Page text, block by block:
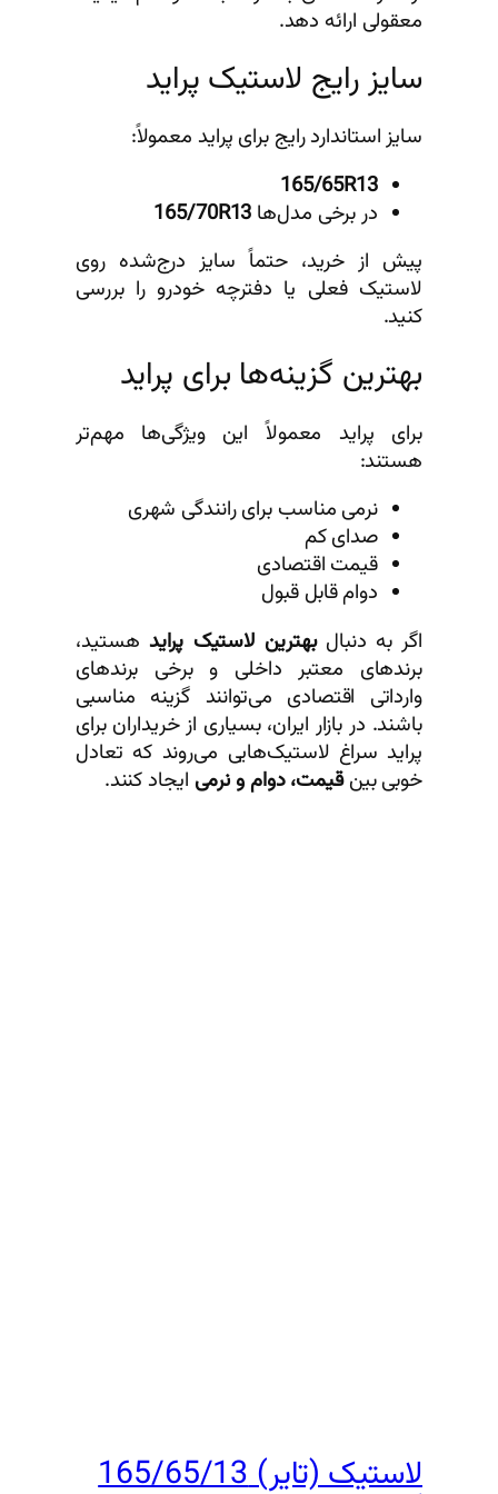
معقولی ارائه دهد.
سایز رایج لاستیک پراید
سایز استاندارد رایج برای پراید معمولاً:
165/65R13
در برخی مدل‌ها 165/70R13
پیش از خرید، حتماً سایز درج‌شده روی
لاستیک فعلی یا دفترچه خودرو را بررسی
کنید.
بهترین گزینه‌ها برای پراید
برای پراید معمولاً این ویژگی‌ها مهم‌تر
هستند:
نرمی مناسب برای رانندگی شهری
صدای کم
قیمت اقتصادی
دوام قابل قبول
اگر به دنبالبهترین لاستیک پراید هستید،
برندهای معتبر داخلی و برخی برندهای
وارداتی اقتصادی می‌توانند گزینه مناسبی
باشند. در بازار ایران، بسیاری از خریداران برای
پراید سراغ لاستیک‌هایی می‌روند که تعادل
خوبی بینقیمت، دوام و نرمی ایجاد کنند.
لاستیک (تایر) 165/65/13